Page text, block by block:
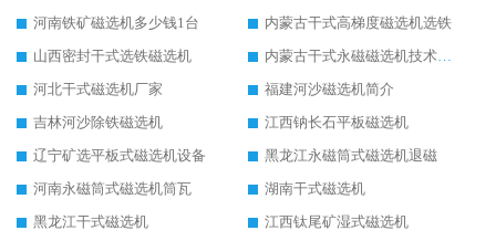
河南铁矿磁选机多少钱1台
内蒙古干式高梯度磁选机选铁
山西密封干式选铁磁选机
内蒙古干式永磁磁选机技术要求
河北干式磁选机厂家
福建河沙磁选机简介
吉林河沙除铁磁选机
江西钠长石平板磁选机
辽宁矿选平板式磁选机设备
黑龙江永磁筒式磁选机退磁
河南永磁筒式磁选机筒瓦
湖南干式磁选机
黑龙江干式磁选机
江西钛尾矿湿式磁选机